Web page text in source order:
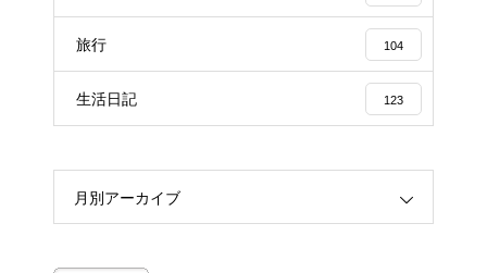
旅行 104
生活日記 123
月別アーカイブ